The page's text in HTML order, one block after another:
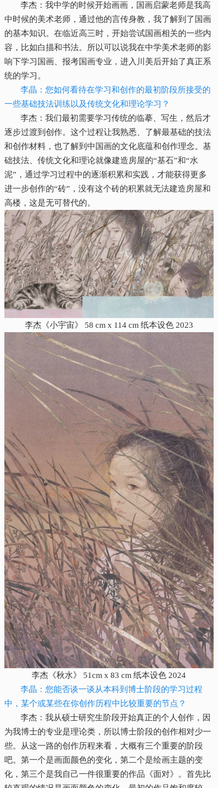
李杰：我中学的时候开始画画，国画启蒙老师是我高
中时候的美术老师，通过他的言传身教，我了解到了国画
的基本知识。在临近高三时，开始尝试国画相关的一些内
容，比如白描和书法。所以可以说我在中学美术老师的影
响下学习国画、报考国画专业，进入川美后开始了真正系
统的学习。
李晶：您如何看待在学习和创作的最初阶段所接受的
一些基础技法训练以及传统文化和理论学习？
李杰：我们最初需要学习传统的临摹、写生，然后才
逐步过渡到创作。这个过程让我熟悉、了解最基础的技法
和创作材料，也了解到中国画的文化底蕴和创作理念。基
础技法、传统文化和理论就像建造房屋的“基石”和“水
泥”，通过学习过程中的逐渐积累和实践，才能获得更多
进一步创作的“砖”，没有这个砖的积累就无法建造房屋和
高楼，这是无可替代的。
李杰《小宇宙》 58 cm x 114 cm 纸本设色 2023
李杰《秋水》 51cm x 83 cm 纸本设色 2024
李晶：您能否谈一谈从本科到博士阶段的学习过程
中，某个或某些在你创作历程中比较重要的节点？
李杰：我从硕士研究生阶段开始真正的个人创作，因
为我博士的专业是理论类，所以博士阶段的创作相对少一
些。从这一路的创作历程来看，大概有三个重要的阶段
吧。第一个是画面颜色的变化，第二个是绘画主题的变
化，第三个是我自己一件很重要的作品《面对》。首先比